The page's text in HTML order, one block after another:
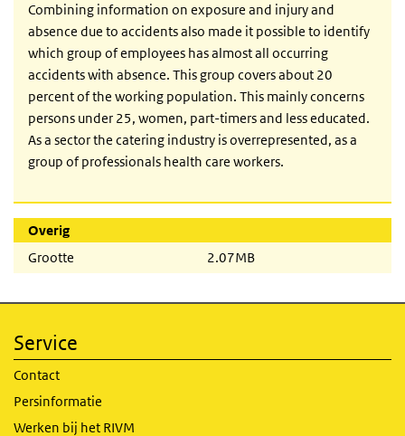
Combining information on exposure and injury and
absence due to accidents also made it possible to identify
which group of employees has almost all occurring
accidents with absence. This group covers about 20
percent of the working population. This mainly concerns
persons under 25, women, part-timers and less educated.
As a sector the catering industry is overrepresented, as a
group of professionals health care workers.
Overig
Grootte
2.07MB
Service
Contact
Persinformatie
Werken bij het RIVM